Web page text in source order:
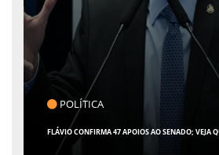
CLICK INDICA
GIRO POR SERGIPE, BRASIL E MUNDO - 07 DE